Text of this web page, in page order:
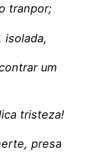
tranpor;
isolada,
um
tristeza!
presa